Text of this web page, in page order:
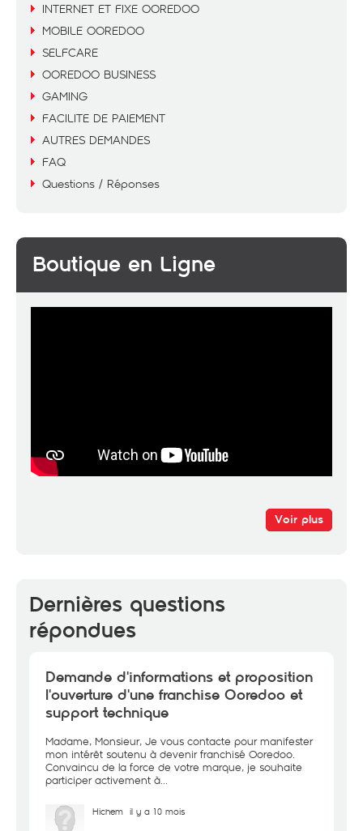
INTERNET ET FIXE OOREDOO
MOBILE OOREDOO
SELFCARE
OOREDOO BUSINESS
GAMING
FACILITE DE PAIEMENT
AUTRES DEMANDES
FAQ
Questions / Réponses
Boutique en Ligne
Voir plus
Dernières questions
répondues
Demande d'informations et proposition
l'ouverture d'une franchise Ooredoo et
support technique
Madame, Monsieur, Je vous contacte pour manifester
mon intérêt soutenu à devenir franchisé Ooredoo.
Convaincu de la force de votre marque, je souhaite
participer activement à...
Hichem il y a 10 mois